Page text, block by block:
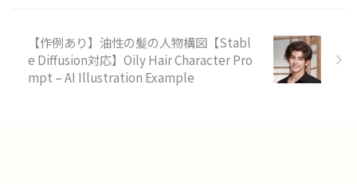
【作例あり】油性の髪の人物構図【Stabl
e Diffusion対応】Oily Hair Character Pro
mpt – AI Illustration Example